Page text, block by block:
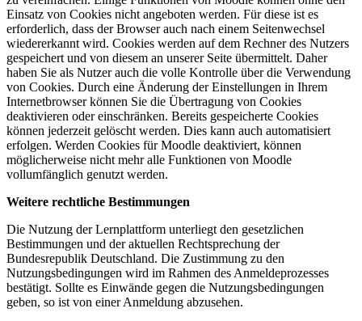
Einsatz von Cookies nicht angeboten werden. Für diese ist es
erforderlich, dass der Browser auch nach einem Seitenwechsel
wiedererkannt wird. Cookies werden auf dem Rechner des Nutzers
gespeichert und von diesem an unserer Seite übermittelt. Daher
haben Sie als Nutzer auch die volle Kontrolle über die Verwendung
von Cookies. Durch eine Änderung der Einstellungen in Ihrem
Internetbrowser können Sie die Übertragung von Cookies
deaktivieren oder einschränken. Bereits gespeicherte Cookies
können jederzeit gelöscht werden. Dies kann auch automatisiert
erfolgen. Werden Cookies für Moodle deaktiviert, können
möglicherweise nicht mehr alle Funktionen von Moodle
vollumfänglich genutzt werden.
Weitere rechtliche Bestimmungen
Die Nutzung der Lernplattform unterliegt den gesetzlichen
Bestimmungen und der aktuellen Rechtsprechung der
Bundesrepublik Deutschland. Die Zustimmung zu den
Nutzungsbedingungen wird im Rahmen des Anmeldeprozesses
bestätigt. Sollte es Einwände gegen die Nutzungsbedingungen
geben, so ist von einer Anmeldung abzusehen.